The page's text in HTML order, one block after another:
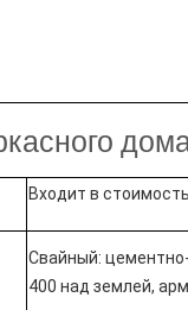
Входит в стоимость.
Свайный:
400 над землей,